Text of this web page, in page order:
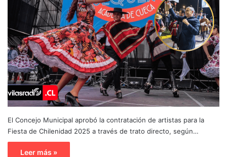
El Concejo Municipal aprobó la contratación de artistas para la
Fiesta de Chilenidad 2025 a través de trato directo, según…
Leer más »